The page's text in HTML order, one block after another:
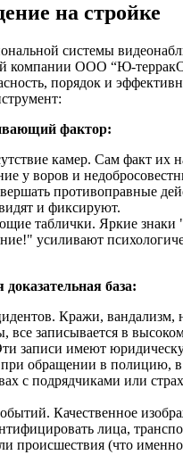
на cтройке
системы
компании ООО “Ю-
порядок и
фактор:
камер. Сам факт их
у воров и
противоправные
и фиксируют.
таблички. Яркие знаки
усиливают
база:
Кражи, вандализм,
все записывается в
записи имеют
при обращении в полицию, в
с подрядчиками или
Качественное
лица,
происшествия (что